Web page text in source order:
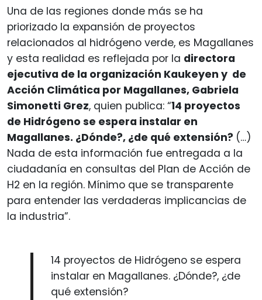
Una de las regiones donde más se ha
priorizado la expansión de proyectos
relacionados al hidrógeno verde, es Magallanes
y esta realidad es reflejada por la directora
ejecutiva de la organización Kaukeyen y de
Acción Climática por Magallanes, Gabriela
Simonetti Grez, quien publica: “14 proyectos
de Hidrógeno se espera instalar en
Magallanes. ¿Dónde?, ¿de qué extensión? (…)
Nada de esta información fue entregada a la
ciudadanía en consultas del Plan de Acción de
H2 en la región. Mínimo que se transparente
para entender las verdaderas implicancias de
la industria”.
14 proyectos de Hidrógeno se espera
instalar en Magallanes. ¿Dónde?, ¿de
qué extensión?